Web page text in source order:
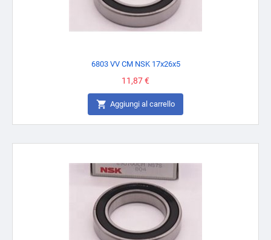
6803 VV CM NSK 17x26x5
Prezzo
11,87 €
 Aggiungi al carrello